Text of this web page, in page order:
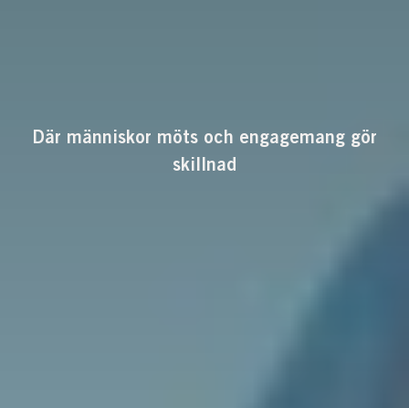
Där människor möts och engagemang gör
skillnad